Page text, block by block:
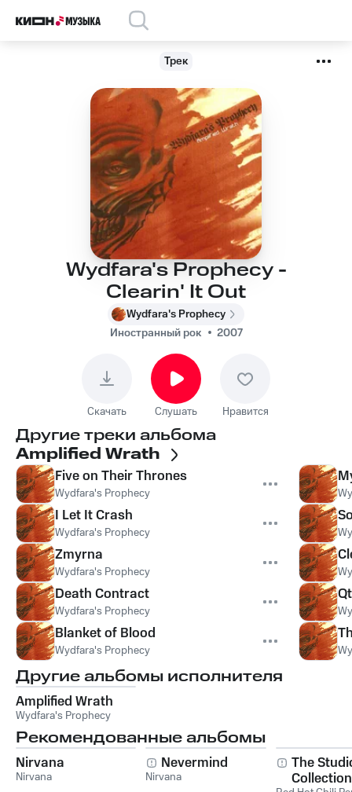
Трек
Wydfara's Prophecy -
Clearin' It Out
Wydfara's Prophecy
Иностранный рок
2007
Скачать Слушать Нравится
Другие треки альбома
Amplified Wrath
Five on Their Thrones
Wydfara's Prophecy
I Let It Crash
Wydfara's Prophecy
Zmyrna
Wydfara's Prophecy
Death Contract
Wydfara's Prophecy
Blanket of Blood
Wydfara's Prophecy
Другие альбомы исполнителя
Amplified Wrath
Wydfara's Prophecy
Рекомендованные альбомы
Nirvana
Nirvana
Nevermind
Nirvana
The
Collection